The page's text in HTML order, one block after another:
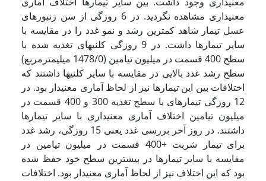
معنی­داری مشاهده نگردید. در 6 روزگی از سن زنبورهای
عسل تیمار شاهد کمترین رشد و نمو غدد را در مقایسه با
سایر تیمارها داشت. در 9 روزگی کلنی­های تغذیه شده با
سطح 400 قسمت در میلیون تیامین (1478/0 میلی­مترمربع)
سطح رشد غدد بالایی در مقایسه با سایر کلنی­ها داشتند که
اختلافات بین این تیمارها نیز از لحاظ آماری معنی­دار بود. در
12 روزگی تیمارهای با سطح تغذیه 300 و 400 قسمت در
میلیون تیامین اختلاف آماری معنی­داری با سایر تیمارها
داشتند. در روز آخر بررسی غدد یعنی 15 روزگی، رشد غدد
برای تیمار شربت +400 قسمت در میلیون تیامین در
مقایسه با سایر تیمارها در بیشترین سطح خود حفظ شده
بود که این اختلاف نیز از لحاظ آماری معنی­دار بود. اختلافات